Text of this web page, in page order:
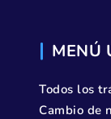
MENÚ
Todos los
Cambio de